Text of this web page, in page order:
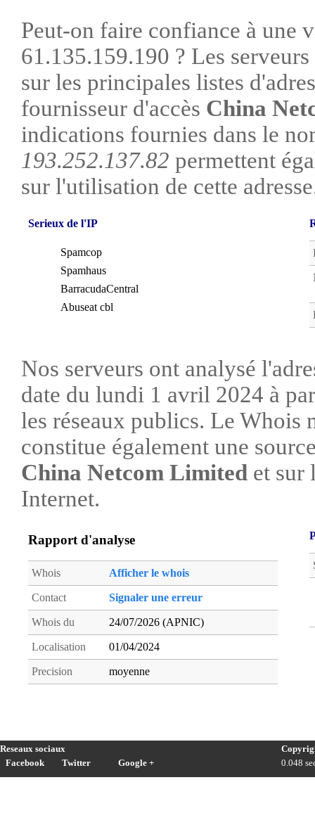
Peut-on faire confiance à une
61.135.159.190 ? Les
sur les principales listes
fournisseur d'accès China
indications fournies dans le
193.252.137.82 permettent
sur l'utilisation de cette
Serieux de l'IP
Spamcop
Spamhaus
BarracudaCentral
Abuseat cbl
Nos serveurs ont analysé
date du lundi 1 avril 2024 à
les réseaux publics. Le Whois
constitue également une
China Netcom Limited et sur
Internet.
Rapport d'analyse
Whois Afficher le whois
Contact Signaler une erreur
Whois du 24/07/2026 (APNIC)
Localisation 01/04/2024
Precision moyenne
Reseaux sociaux
Facebook
Twitter Google +
0.048